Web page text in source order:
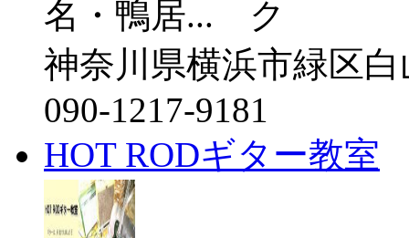
名・鴨居...
神奈川県横浜市緑区
090-1217-9181
HOT RODギター教室